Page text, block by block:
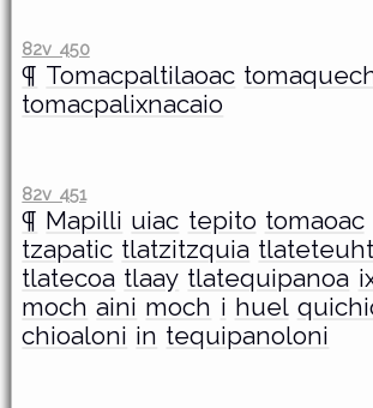
82v 450
¶ Tomacpaltilaoac
tomacpalixnacaio
82v 451
¶ Mapilli uiac tepito tomaoac
tzapatic tlatzitzquia
tlatecoa tlaay tlatequipanoa
moch aini moch i huel
chioaloni in tequipanoloni